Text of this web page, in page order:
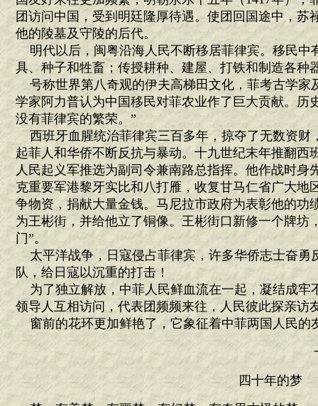
团访问中国，受到明廷隆厚待遇。使团回国途中，苏
他的陵墓及守陵的后代。
明代以后，闽粤沿海人民不断移居菲律宾。移民中
具、种子和牲畜；传授耕种、建屋、打铁和制造各种
号称世界第八奇观的伊夫高梯田文化，菲考古学家
学家阿力普认为中国移民对菲农业作了巨大贡献。历
没有菲律宾的繁荣。”
西班牙血腥统治菲律宾三百多年，掠夺了无数资财
起菲人和华侨不断反抗与暴动。十九世纪末年推翻西
人民起义军推选为副司令兼南路总指挥。他作战时身
克重要军港黎牙实比和八打雁，收复甘马仁省广大地
争物资，捐献大量金钱。马尼拉市政府为表彰他的功
为王彬街，并给他立了铜像。王彬街口新修一个牌坊
门”。
太平洋战争，日寇侵占菲律宾，许多华侨志士奋勇
队，给日寇以沉重的打击！
为了独立解放，中菲人民鲜血流在一起，凝结成牢
领导人互相访问，代表团频频来往，人民彼此探亲访
窗前的花环更加鲜艳了，它象征着中菲两国人民的
四十年的梦